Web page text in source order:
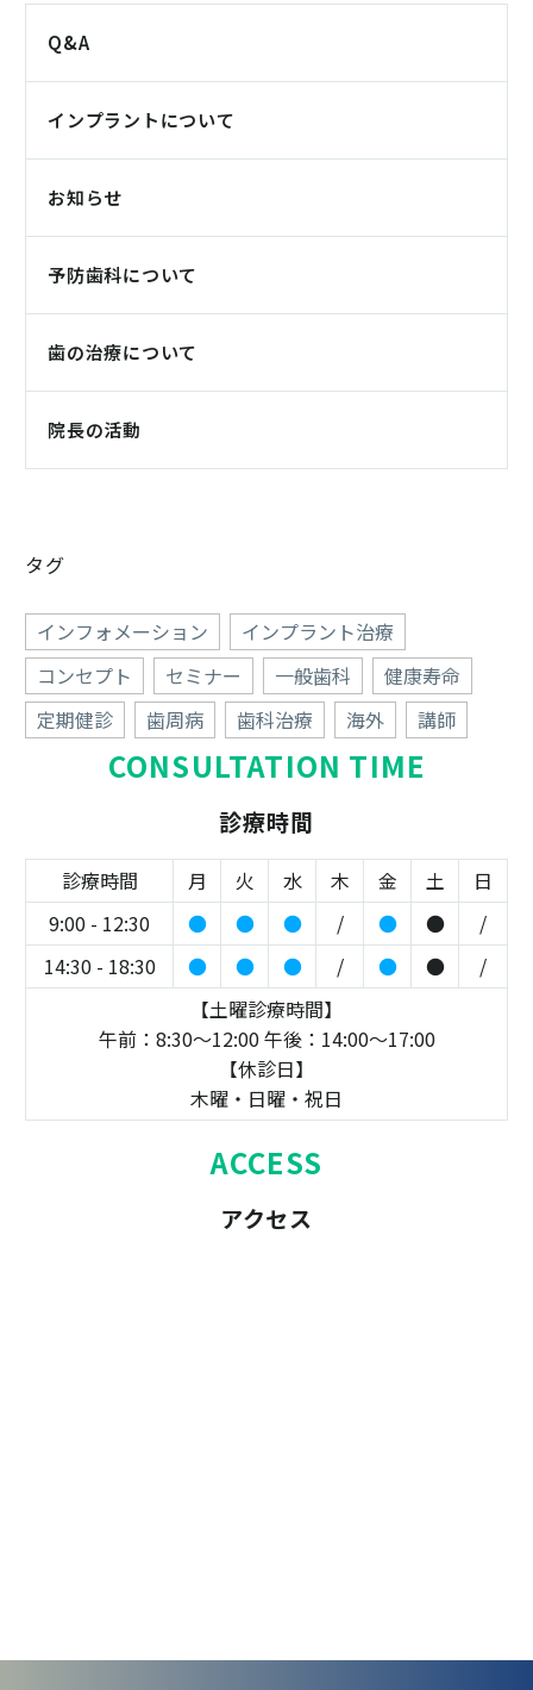
Q&A
インプラントについて
お知らせ
予防歯科について
歯の治療について
院長の活動
タグ
インフォメーション
インプラント治療
コンセプト
セミナー 一般歯科
健康寿命
定期健診
歯周病 歯科治療 海外 講師
CONSULTATION TIME
診療時間
診療時間 月 火 水 木 金 土
日
9:00 - 12:30
● ● ● / ● ●
/
14:30 - 18:30
● ● ● / ● ●
/
【土曜診療時間】
午前：8:30～12:00 午後：14:00～17:00
【休診日】
木曜・日曜・祝日
ACCESS
アクセス